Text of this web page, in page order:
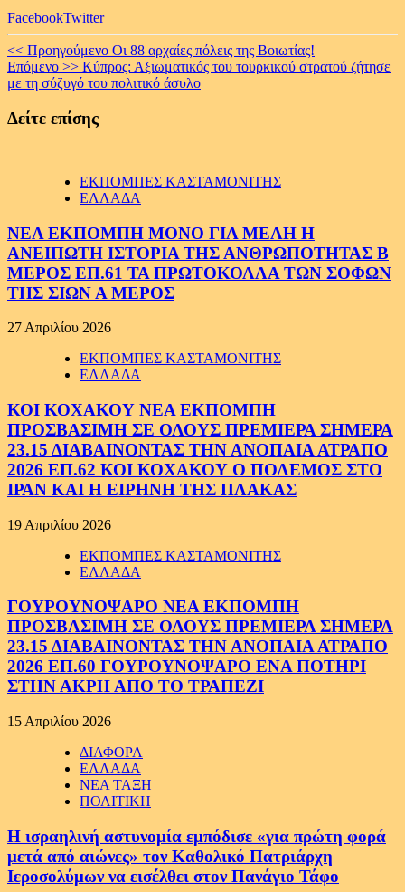
FacebookTwitter
Continue
Reading
<< Προηγούμενο Οι 88 αρχαίες πόλεις της Βοιωτίας!
Επόμενο >> Κύπρος: Αξιωματικός του τουρκικού στρατού ζήτησε
με τη σύζυγό του πολιτικό άσυλο
Δείτε επίσης
ΕΚΠΟΜΠΕΣ ΚΑΣΤΑΜΟΝΙΤΗΣ
ΕΛΛΑΔΑ
ΝΕΑ ΕΚΠΟΜΠΗ ΜΟΝΟ ΓΙΑ ΜΕΛΗ Η
ΑΝΕΙΠΩΤΗ ΙΣΤΟΡΙΑ ΤΗΣ ΑΝΘΡΩΠΟΤΗΤΑΣ Β
ΜΕΡΟΣ ΕΠ.61 ΤΑ ΠΡΩΤΟΚΟΛΛΑ ΤΩΝ ΣΟΦΩΝ
ΤΗΣ ΣΙΩΝ Α ΜΕΡΟΣ
27 Απριλίου 2026
ΕΚΠΟΜΠΕΣ ΚΑΣΤΑΜΟΝΙΤΗΣ
ΕΛΛΑΔΑ
ΚΟΙ ΚΟΧΑΚΟΥ ΝΕΑ ΕΚΠΟΜΠΗ
ΠΡΟΣΒΑΣΙΜΗ ΣΕ ΟΛΟΥΣ ΠΡΕΜΙΕΡΑ ΣΗΜΕΡΑ
23.15 ΔΙΑΒΑΙΝΟΝΤΑΣ ΤΗΝ ΑΝΟΠΑΙΑ ΑΤΡΑΠΟ
2026 ΕΠ.62 ΚΟΙ ΚΟΧΑΚΟΥ Ο ΠΟΛΕΜΟΣ ΣΤΟ
ΙΡΑΝ ΚΑΙ Η ΕΙΡΗΝΗ ΤΗΣ ΠΛΑΚΑΣ
19 Απριλίου 2026
ΕΚΠΟΜΠΕΣ ΚΑΣΤΑΜΟΝΙΤΗΣ
ΕΛΛΑΔΑ
ΓΟΥΡΟΥΝΟΨΑΡΟ ΝΕΑ ΕΚΠΟΜΠΗ
ΠΡΟΣΒΑΣΙΜΗ ΣΕ ΟΛΟΥΣ ΠΡΕΜΙΕΡΑ ΣΗΜΕΡΑ
23.15 ΔΙΑΒΑΙΝΟΝΤΑΣ ΤΗΝ ΑΝΟΠΑΙΑ ΑΤΡΑΠΟ
2026 ΕΠ.60 ΓΟΥΡΟΥΝΟΨΑΡΟ ΕΝΑ ΠΟΤΗΡΙ
ΣΤΗΝ ΑΚΡΗ ΑΠΟ ΤΟ ΤΡΑΠΕΖΙ
15 Απριλίου 2026
ΔΙΑΦΟΡΑ
ΕΛΛΑΔΑ
ΝΕΑ ΤΑΞΗ
ΠΟΛΙΤΙΚΗ
Η ισραηλινή αστυνομία εμπόδισε «για πρώτη φορά
μετά από αιώνες» τον Καθολικό Πατριάρχη
Ιεροσολύμων να εισέλθει στον Πανάγιο Τάφο